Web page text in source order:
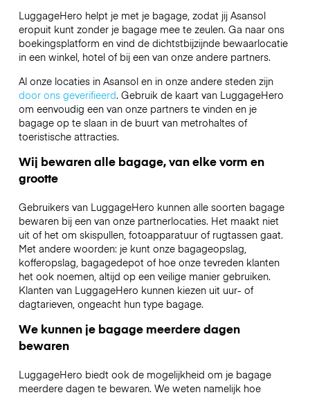
LuggageHero helpt je met je bagage, zodat jij Asansol
eropuit kunt zonder je bagage mee te zeulen. Ga naar ons
boekingsplatform en vind de dichtstbijzijnde bewaarlocatie
in een winkel, hotel of bij een van onze andere partners.
Al onze locaties in Asansol en in onze andere steden zijn
door ons geverifieerd. Gebruik de kaart van LuggageHero
om eenvoudig een van onze partners te vinden en je
bagage op te slaan in de buurt van metrohaltes of
toeristische attracties.
Wij bewaren alle bagage, van elke vorm en
grootte
Gebruikers van LuggageHero kunnen alle soorten bagage
bewaren bij een van onze partnerlocaties. Het maakt niet
uit of het om skispullen, fotoapparatuur of rugtassen gaat.
Met andere woorden: je kunt onze bagageopslag,
kofferopslag, bagagedepot of hoe onze tevreden klanten
het ook noemen, altijd op een veilige manier gebruiken.
Klanten van LuggageHero kunnen kiezen uit uur- of
dagtarieven, ongeacht hun type bagage.
We kunnen je bagage meerdere dagen
bewaren
LuggageHero biedt ook de mogelijkheid om je bagage
meerdere dagen te bewaren. We weten namelijk hoe